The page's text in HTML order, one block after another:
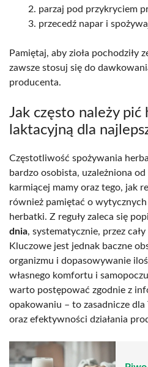
parzaj pod przykryciem
przecedź napar i
Pamiętaj, aby zioła pochodziły
zawsze stosuj się do
producenta.
Jak często należy pić
laktacyjną dla
Częstotliwość spożywania
bardzo osobista, uzależniona
karmiącej mamy oraz tego, jak
również pamiętać o
herbatki. Z reguły zaleca się
dnia, systematycznie, przez
Kluczowe jest jednak baczne
organizmu i dopasowywanie
własnego komfortu i
warto postępować zgodnie z
opakowaniu – to zasadnicze
oraz efektywności działania